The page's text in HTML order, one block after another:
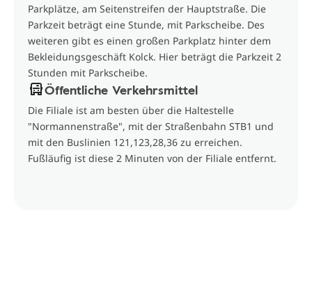
Parkplätze, am Seitenstreifen der Hauptstraße. Die
Parkzeit beträgt eine Stunde, mit Parkscheibe. Des
weiteren gibt es einen großen Parkplatz hinter dem
Bekleidungsgeschäft Kolck. Hier beträgt die Parkzeit 2
Stunden mit Parkscheibe.
Öffentliche Verkehrsmittel
Die Filiale ist am besten über die Haltestelle
"Normannenstraße", mit der Straßenbahn STB1 und
mit den Buslinien 121,123,28,36 zu erreichen.
Fußläufig ist diese 2 Minuten von der Filiale entfernt.